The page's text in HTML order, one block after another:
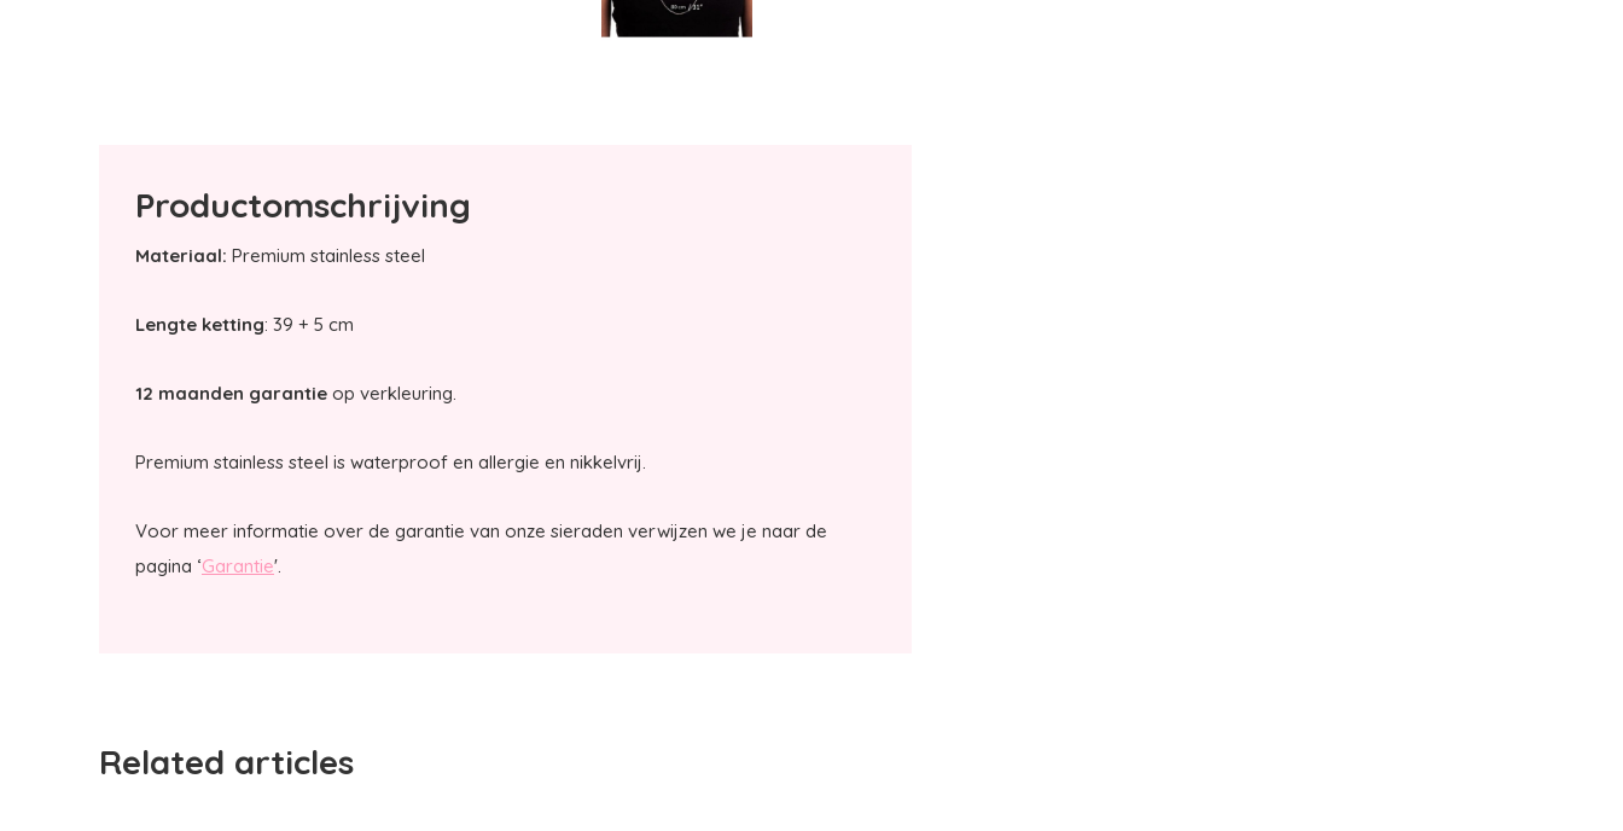
Productomschrijving
Materiaal: Premium stainless steel
Lengte ketting: 39 + 5 cm
12 maanden garantie op verkleuring.
Premium stainless steel is waterproof en allergie en nikkelvrij.
Voor meer informatie over de garantie van onze sieraden verwijzen we je naar de
pagina ‘Garantie'.
Related articles